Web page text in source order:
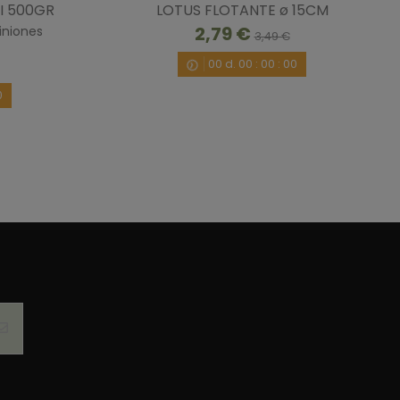
2024
500GR LOTUS FLOTANTE ø 15CM
2,79 €3,49 €
00 d. 00 : 00 : 00